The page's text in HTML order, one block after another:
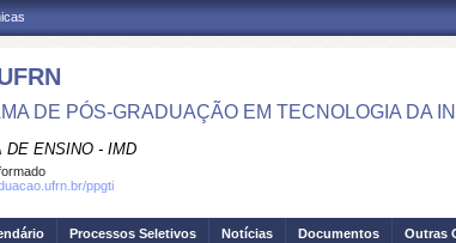
DE PÓS-GRADUAÇÃO EM TECNOLOGIA DA
DE ENSINO - IMD
ppgti
Processos Seletivos Notícias Documentos Outras